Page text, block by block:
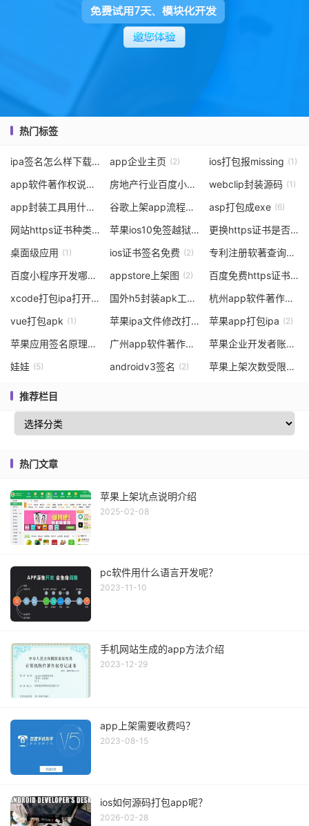
热门标签
ipa签名怎么样下载 app企业主页 (2) ios打包报missing (1)
app软件著作权说明文档 (2) 房地产行业百度小程序开发费用 (1)
webclip封装源码 (1)
app封装工具用什么 谷歌上架app流程视频 (4)
asp打包成exe (6)
网站https证书种类介绍 (1) 苹果ios10免签越狱
更换https证书是否需重启服务
桌面级应用 (1) ios证书签名免费 (2)
专利注册软著查询app下载安装
百度小程序开发哪个靠谱
(1)
appstore上架图 (2) 百度免费https证书
xcode打包ipa打开闪退 (3) 国外h5封装apk工具 (2)
杭州app软件著作权查询
vue打包apk (1) 苹果ipa文件修改打包 (1)
苹果app打包ipa (2)
苹果应用签名原理 广州app软件著作权公司 (1)
苹果企业开发者账号上架软件教程
娃娃 (5) androidv3签名 (2) 苹果上架次数受限制
推荐栏目
热门文章
苹果上架坑点说明介绍
2025-02-08
pc软件用什么语言开发呢？
2023-11-10
手机网站生成的app方法介绍
2023-12-29
app上架需要收费吗？
2023-08-15
ios如何源码打包app呢？
2026-02-28